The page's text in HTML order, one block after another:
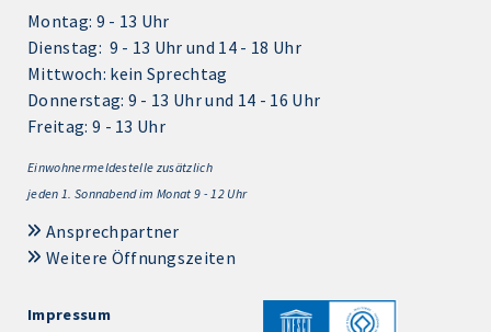
Montag: 9 - 13 Uhr
Dienstag: 9 - 13 Uhr und 14 - 18 Uhr
Mittwoch: kein Sprechtag
Donnerstag: 9 - 13 Uhr und 14 - 16 Uhr
Freitag: 9 - 13 Uhr
Einwohnermeldestelle zusätzlich
jeden 1. Sonnabend im Monat 9 - 12 Uhr
Ansprechpartner
Weitere Öffnungszeiten
Impressum